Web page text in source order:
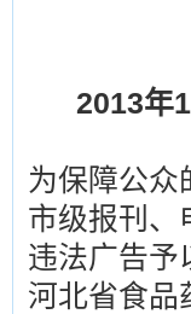
2013年
为保障公众
市级报刊、
违法广告予
河北省食品